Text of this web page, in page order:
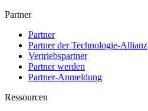
Partner
Partner
Partner der Technologie-Allianz
Vertriebspartner
Partner werden
Partner-Anmeldung
Ressourcen